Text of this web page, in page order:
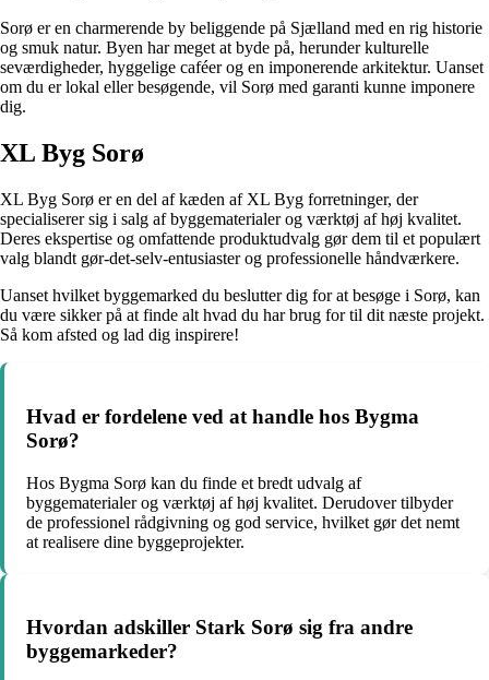
Sorø er en charmerende by beliggende på Sjælland med en rig historie
og smuk natur. Byen har meget at byde på, herunder kulturelle
seværdigheder, hyggelige caféer og en imponerende arkitektur. Uanset
om du er lokal eller besøgende, vil Sorø med garanti kunne imponere
dig.
XL Byg Sorø
XL Byg Sorø er en del af kæden af XL Byg forretninger, der
specialiserer sig i salg af byggematerialer og værktøj af høj kvalitet.
Deres ekspertise og omfattende produktudvalg gør dem til et populært
valg blandt gør-det-selv-entusiaster og professionelle håndværkere.
Uanset hvilket byggemarked du beslutter dig for at besøge i Sorø, kan
du være sikker på at finde alt hvad du har brug for til dit næste projekt.
Så kom afsted og lad dig inspirere!
Hvad er fordelene ved at handle hos Bygma
Sorø?
Hos Bygma Sorø kan du finde et bredt udvalg af
byggematerialer og værktøj af høj kvalitet. Derudover tilbyder
de professionel rådgivning og god service, hvilket gør det nemt
at realisere dine byggeprojekter.
Hvordan adskiller Stark Sorø sig fra andre
byggemarkeder?